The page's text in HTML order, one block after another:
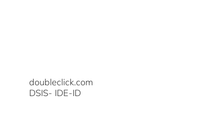
doubleclick.com
DSIS- IDE-ID